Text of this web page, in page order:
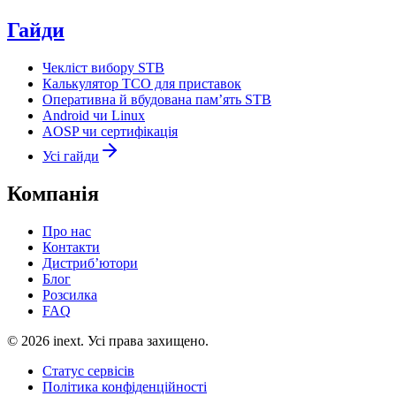
Гайди
Чекліст вибору STB
Калькулятор TCO для приставок
Оперативна й вбудована пам’ять STB
Android чи Linux
AOSP чи сертифікація
Усі гайди
Компанія
Про нас
Контакти
Дистриб’ютори
Блог
Розсилка
FAQ
© 2026 inext. Усі права захищено.
Статус сервісів
Політика конфіденційності